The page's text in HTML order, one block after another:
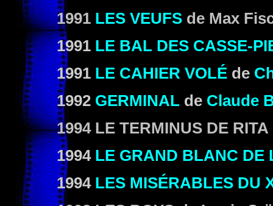
1991 LES VEUFS de Max
1991 LE BAL DES CASSE-
1991 LE CAHIER VOLÉ de
1992 GERMINAL de Claude
1994 LE TERMINUS DE RITA
1994 LE GRAND BLANC DE
1994 LES MISÉRABLES DU